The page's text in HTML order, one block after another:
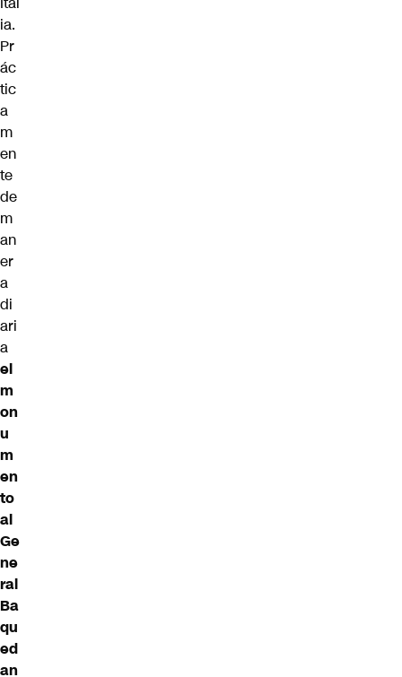
ia.
Pr
ác
tic
a
m
en
te
de
m
an
er
a
di
ari
a
el
m
on
u
m
en
to
al
Ge
ne
ral
Ba
qu
ed
an